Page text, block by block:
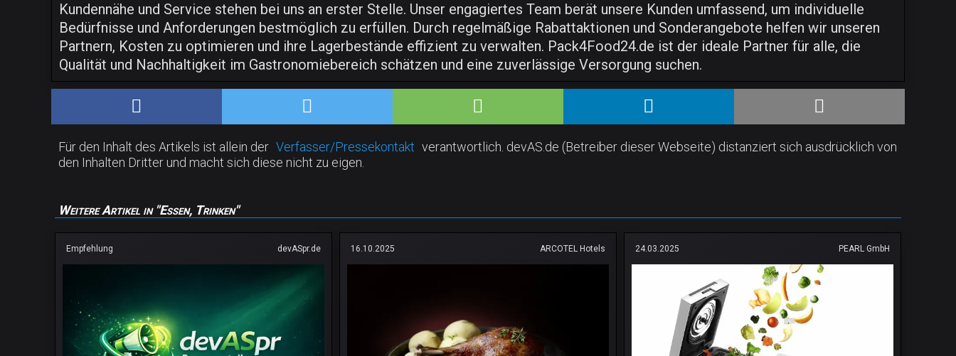
Kundennähe und Service stehen bei uns an erster Stelle. Unser engagiertes Team berät unsere Kunden umfassend, um individuelle
Bedürfnisse und Anforderungen bestmöglich zu erfüllen. Durch regelmäßige Rabattaktionen und Sonderangebote helfen wir unseren
Partnern, Kosten zu optimieren und ihre Lagerbestände effizient zu verwalten. Pack4Food24.de ist der ideale Partner für alle, die
Qualität und Nachhaltigkeit im Gastronomiebereich schätzen und eine zuverlässige Versorgung suchen.
Für den Inhalt des Artikels ist allein der Verfasser/Pressekontakt verantwortlich. devAS.de (Betreiber dieser Webseite) distanziert sich ausdrücklich von
den Inhalten Dritter und macht sich diese nicht zu eigen.
Weitere Artikel in "Essen, Trinken"
Empfehlung devASpr.de 16.10.2025 ARCOTEL Hotels 24.03.2025 PEARL GmbH